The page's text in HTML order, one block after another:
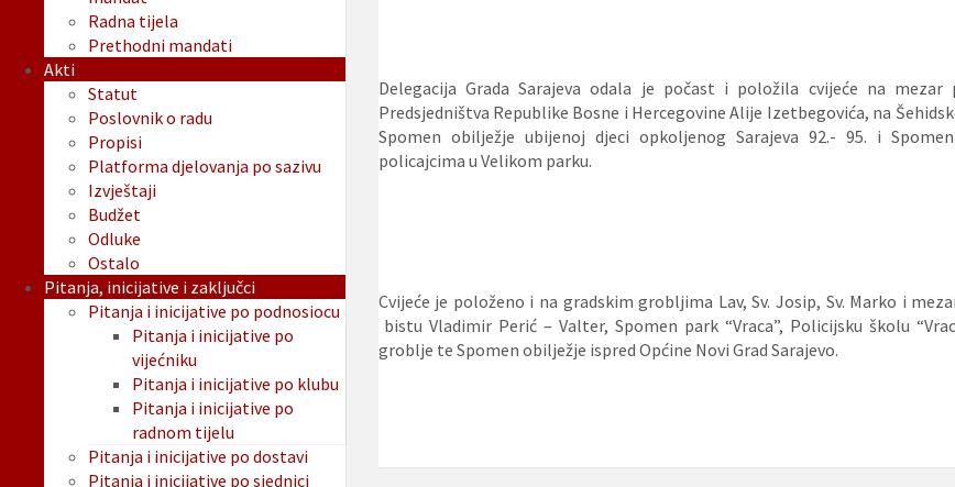
Delegacija Grada Sarajeva odala je počast i položila cvijeće na mezar
Predsjedništva Republike Bosne i Hercegovine Alije Izetbegovića, na
Spomen obilježje ubijenoj djeci opkoljenog Sarajeva 92.- 95. i
policajcima u Velikom parku.
Cvijeće je položeno i na gradskim grobljima Lav, Sv. Josip, Sv. Marko i
bistu Vladimir Perić – Valter, Spomen park “Vraca”, Policijsku školu
groblje te Spomen obilježje ispred Općine Novi Grad Sarajevo.
Radna tijela
Prethodni mandati
Akti
Statut
Poslovnik o radu
Propisi
Platforma djelovanja po sazivu
Izvještaji
Budžet
Odluke
Ostalo
Pitanja, inicijative i zaključci
Pitanja i inicijative po podnosiocu
Pitanja i inicijative po
vijećniku
Pitanja i inicijative po klubu
Pitanja i inicijative po
radnom tijelu
Pitanja i inicijative po dostavi
Pitanja i inicijative po sjednici